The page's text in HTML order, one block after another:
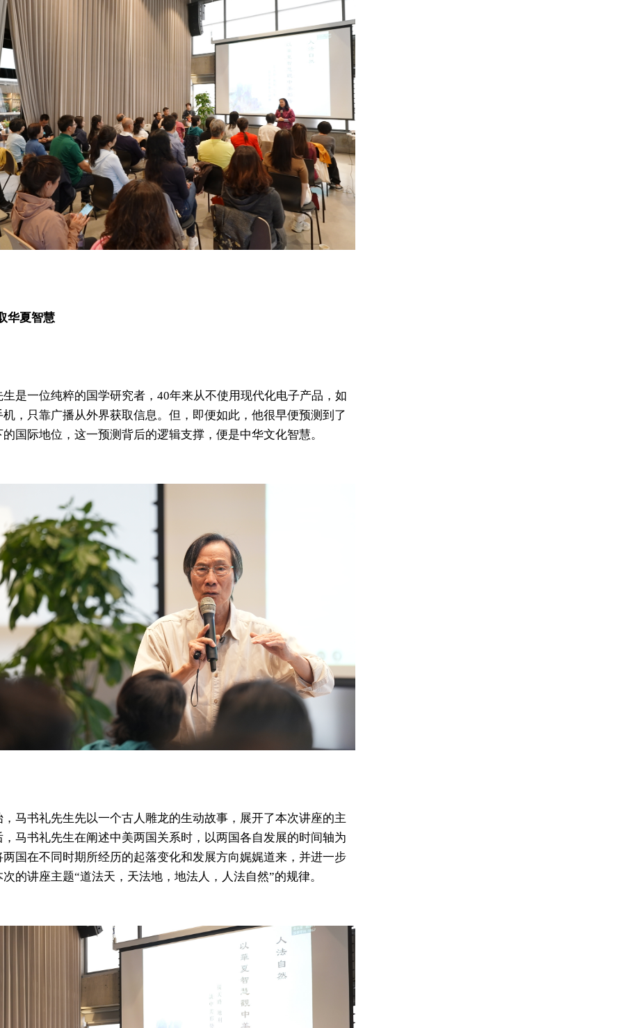
华夏智慧
是一位纯粹的国学研究者，40年来从不使用现代化电子产品，如
，只靠广播从外界获取信息。但，即便如此，他很早便预测到了
国际地位，这一预测背后的逻辑支撑，便是中华文化智慧。
，马书礼先生先以一个古人雕龙的生动故事，展开了本次讲座的主
，马书礼先生在阐述中美两国关系时，以两国各自发展的时间轴为
两国在不同时期所经历的起落变化和发展方向娓娓道来，并进一步
的讲座主题“道法天，天法地，地法人，人法自然”的规律。